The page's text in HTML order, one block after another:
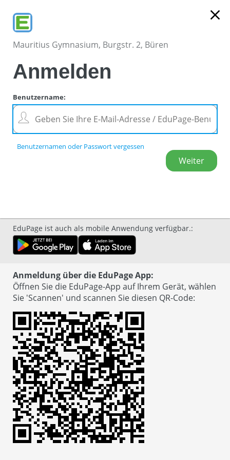
Mauritius Gymnasium, Burgstr. 2, Büren
close
Anmelden
Benutzername:
Benutzernamen oder Passwort vergessen
EduPage ist auch als mobile Anwendung verfügbar.:
Anmeldung über die EduPage App:
Öffnen Sie die EduPage-App auf Ihrem Gerät, wählen
Sie 'Scannen' und scannen Sie diesen QR-Code: